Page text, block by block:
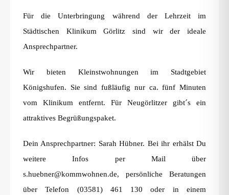
Für die Unterbringung während der Lehrzeit im
Städtischen Klinikum Görlitz sind wir der ideale
Ansprechpartner.
Wir bieten Kleinstwohnungen im Stadtgebiet
Königshufen. Sie sind fußläufig nur ca. fünf Minuten
vom Klinikum entfernt. Für Neugörlitzer gibt´s ein
attraktives Begrüßungspaket.
Dein Ansprechpartner: Sarah Hübner. Bei ihr erhälst Du
weitere Infos per Mail über
s.huebner@kommwohnen.de, persönliche Beratungen
über Telefon (03581) 461 130 oder in einem